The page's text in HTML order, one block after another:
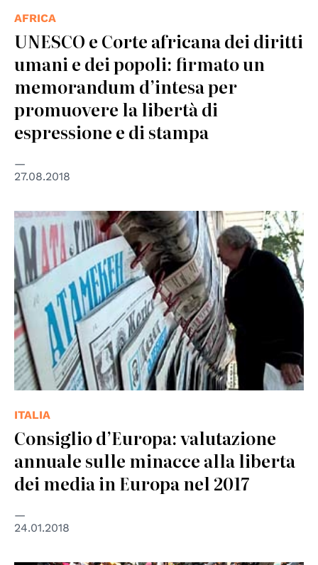
AFRICA
UNESCO e Corte africana dei diritti
umani e dei popoli: firmato un
memorandum d’intesa per
promuovere la libertà di
espressione e di stampa
27.08.2018
© OSCE
ITALIA
Consiglio d’Europa: valutazione
annuale sulle minacce alla liberta
dei media in Europa nel 2017
24.01.2018